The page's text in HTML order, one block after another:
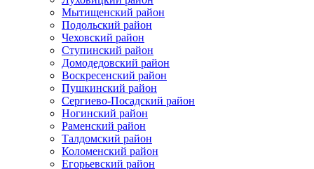
Мытищенский район
Подольский район
Чеховский район
Ступинский район
Домодедовский район
Воскресенский район
Пушкинский район
Сергиево-Посадский район
Ногинский район
Раменский район
Талдомский район
Коломенский район
Егорьевский район